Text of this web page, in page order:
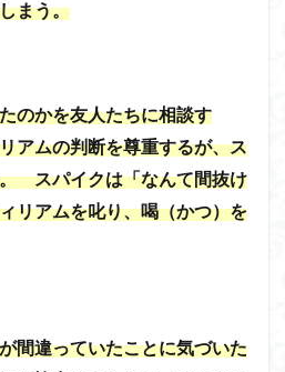
まう。
のかを友人たちに相談す
アムの判断を尊重するが、ス
スパイクは「なんて間抜け
リアムを叱り、喝（かつ）を
間違っていたことに気づいた